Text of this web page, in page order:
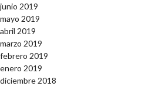
junio 2019
mayo 2019
abril 2019
marzo 2019
febrero 2019
enero 2019
diciembre 2018